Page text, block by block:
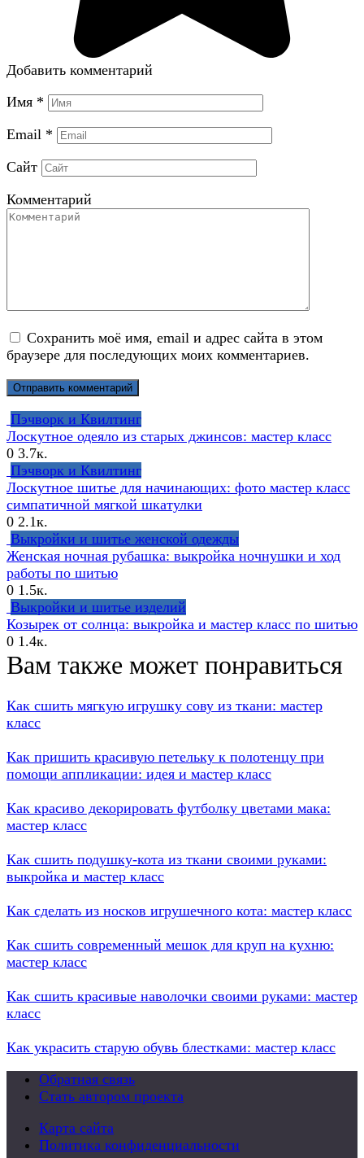
Добавить комментарий
Имя *
Email *
Сайт
Комментарий
Сохранить моё имя, email и адрес сайта в этом
браузере для последующих моих комментариев.
Пэчворк и Квилтинг
Лоскутное одеяло из старых джинсов: мастер класс
0 3.7к.
Пэчворк и Квилтинг
Лоскутное шитье для начинающих: фото мастер класс
симпатичной мягкой шкатулки
0 2.1к.
Выкройки и шитье женской одежды
Женская ночная рубашка: выкройка ночнушки и ход
работы по шитью
0 1.5к.
Выкройки и шитье изделий
Козырек от солнца: выкройка и мастер класс по шитью
0 1.4к.
Вам также может понравиться
Как сшить мягкую игрушку сову из ткани: мастер
класс
Как пришить красивую петельку к полотенцу при
помощи аппликации: идея и мастер класс
Как красиво декорировать футболку цветами мака:
мастер класс
Как сшить подушку-кота из ткани своими руками:
выкройка и мастер класс
Как сделать из носков игрушечного кота: мастер класс
Как сшить современный мешок для круп на кухню:
мастер класс
Как сшить красивые наволочки своими руками: мастер
класс
Как украсить старую обувь блестками: мастер класс
Обратная связь
Стать автором проекта
Карта сайта
Политика конфиденциальности